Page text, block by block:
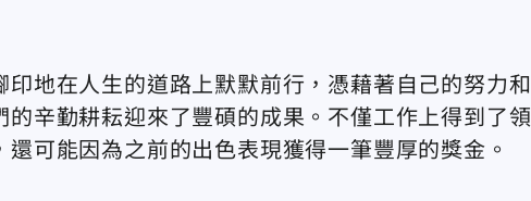
地在人生的道路上默默前行，憑藉著自己的努力和
辛勤耕耘迎來了豐碩的成果。不僅工作上得到了領
可能因為之前的出色表現獲得一筆豐厚的獎金。